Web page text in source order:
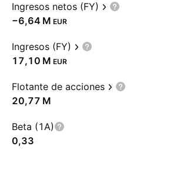
Ingresos netos (FY)
‪−6,64 M‬ EUR
Ingresos (FY)
‪17,10 M‬ EUR
Flotante de acciones
‪20,77 M‬
Beta (1A)
0,33